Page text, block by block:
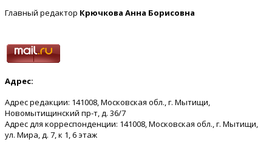
Главный редактор Крючкова Анна Борисовна
Адрес:
Адрес редакции: 141008, Московская обл., г. Мытищи,
Новомытищинский пр-т, д. 36/7
Адрес для корреспонденции: 141008, Московская обл., г. Мытищи,
ул. Мира, д. 7, к 1, 6 этаж